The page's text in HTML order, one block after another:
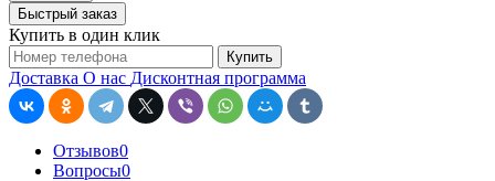
Быстрый заказ
Купить в один клик
Купить
Доставка О нас Дисконтная программа
Отзывов0
Вопросы0